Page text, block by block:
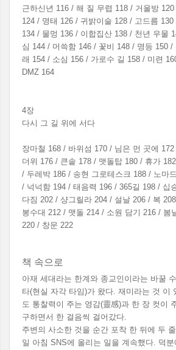
근하신년 116 / 해 질 무렵 118 / 거울방
124 / 명태 126 / 귀밝이술 128 / 고드름
134 / 물멍 136 / 이합집산 138 / 천년 우물
심 144 / 머쓱함 146 / 꽃비 148 / 명등 150 /
래 154 / 소심 156 / 가로수 길 158 / 미련
DMZ 164
4장
다시 그 길 위에 서다
장마철 168 / 바위섬 170 / 님은 먼 곳에
더위 176 / 큰솥 178 / 맷돌탑 180 / 휴가
/ 두레박 186 / 송현 그로테스크 188 / 노마
/ 넉넉함 194 / 태음력 196 / 365길 198 / 십
다짐 202 / 샹그릴라 204 / 설날 206 / 복
봉수대 212 / 맷돌 214 / 소원 담기 216 / 봄
220 / 창문 222
책 속으로
아재 세대라는 한계와 종교인이라는 바꿀
타(현실 자각 타임)가 왔다. 재미라는 것 이
도 통찰력이 주는 영감(靈感)과 한 장 컷이
구하면서 한 걸음씩 걸어갔다.
주변의 사소한 것을 순간 포착 한 뒤에 두
일 아침 SNS에 올리는 일을 계속했다. 덕